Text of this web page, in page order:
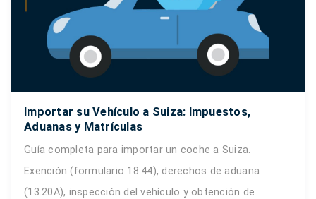
Importar su Vehículo a Suiza: Impuestos,
Aduanas y Matrículas
Guía completa para importar un coche a Suiza.
Exención (formulario 18.44), derechos de aduana
(13.20A), inspección del vehículo y obtención de